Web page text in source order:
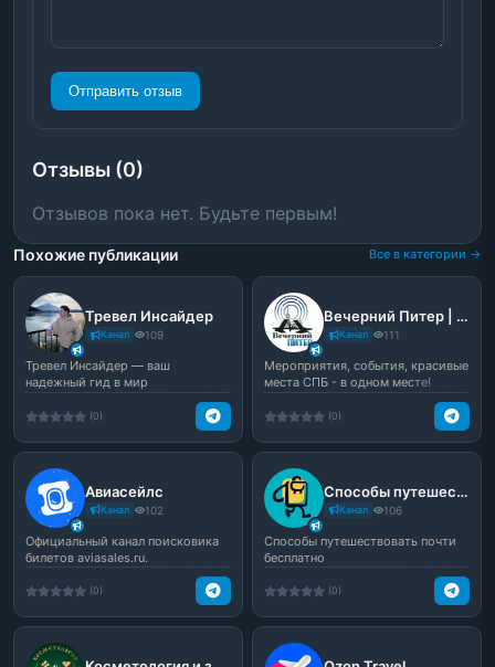
Отправить отзыв
Отзывы (0)
Отзывов пока нет. Будьте первым!
Похожие публикации Все в категории →
Тревел Инсайдер
Канал 109
Тревел Инсайдер — ваш
надежный гид в мир
(0)
Вечерний Питер | Афиша Новости
Канал 111
Мероприятия, события, красивые
места СПБ - в одном месте!
(0)
Авиасейлс
Канал 102
Официальный канал поисковика
билетов aviasales.ru.
(0)
Способы путешествoвать почти бесплатно (RU) | Vandrouki, Вандруки, вандроки — это мы
Канал 106
Способы путешествовать почти
бесплатно
(0)